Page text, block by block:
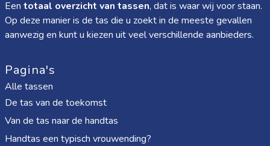
Een totaal overzicht van tassen, dat is waar wij voor staan.
Op deze manier is de tas die u zoekt in de meeste gevallen
aanwezig en kunt u kiezen uit veel verschillende aanbieders.
Pagina's
Alle tassen
De tas van de toekomst
Van de tas naar de handtas
Handtas een typisch vrouwending?